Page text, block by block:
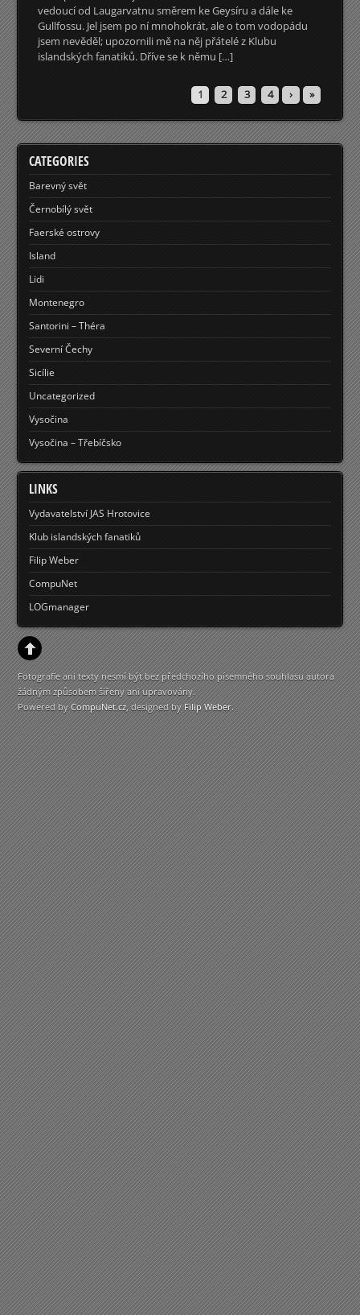
vedoucí od Laugarvatnu směrem ke Geysíru a dále ke
Gullfossu. Jel jsem po ní mnohokrát, ale o tom vodopádu
jsem nevěděl; upozornili mě na něj přátelé z Klubu
islandských fanatiků. Dříve se k němu […]
1 2 3 4 › »
CATEGORIES
Barevný svět
Černobílý svět
Faerské ostrovy
Island
Lidi
Montenegro
Santorini – Théra
Severní Čechy
Sicílie
Uncategorized
Vysočina
Vysočina – Třebíčsko
LINKS
Vydavatelství JAS Hrotovice
Klub islandských fanatiků
Filip Weber
CompuNet
LOGmanager
Fotografie ani texty nesmí být bez předchozího písemného souhlasu autora
žádným způsobem šířeny ani upravovány.
Powered byCompuNet.cz, designed byFilip Weber.